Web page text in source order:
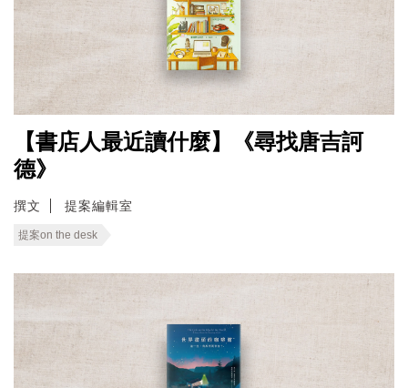
【書店人最近讀什麼】《尋找唐吉訶
德》
撰文 提案編輯室
提案on the desk